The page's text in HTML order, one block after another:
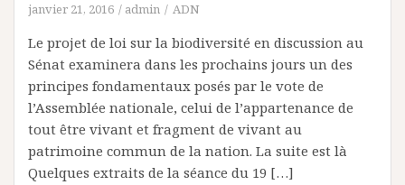
janvier 21, 2016 admin ADN
Le projet de loi sur la biodiversité en discussion au
Sénat examinera dans les prochains jours un des
principes fondamentaux posés par le vote de
l’Assemblée nationale, celui de l’appartenance de
tout être vivant et fragment de vivant au
patrimoine commun de la nation. La suite est là
Quelques extraits de la séance du 19 […]